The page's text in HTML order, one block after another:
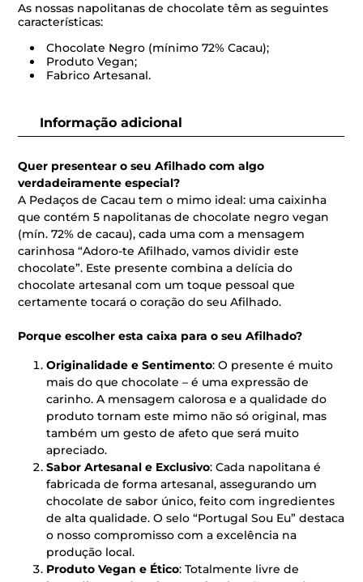
As nossas napolitanas de chocolate têm as seguintes
características:
Chocolate Negro (mínimo 72% Cacau);
Produto Vegan;
Fabrico Artesanal.
Informação adicional
Quer presentear o seu Afilhado com algo
verdadeiramente especial?
A Pedaços de Cacau tem o mimo ideal: uma caixinha
que contém 5 napolitanas de chocolate negro vegan
(mín. 72% de cacau), cada uma com a mensagem
carinhosa “Adoro-te Afilhado, vamos dividir este
chocolate”. Este presente combina a delícia do
chocolate artesanal com um toque pessoal que
certamente tocará o coração do seu Afilhado.
Porque escolher esta caixa para o seu Afilhado?
Originalidade e Sentimento: O presente é muito
mais do que chocolate – é uma expressão de
carinho. A mensagem calorosa e a qualidade do
produto tornam este mimo não só original, mas
também um gesto de afeto que será muito
apreciado.
Sabor Artesanal e Exclusivo: Cada napolitana é
fabricada de forma artesanal, assegurando um
chocolate de sabor único, feito com ingredientes
de alta qualidade. O selo “Portugal Sou Eu” destaca
o nosso compromisso com a excelência na
produção local.
Produto Vegan e Ético: Totalmente livre de